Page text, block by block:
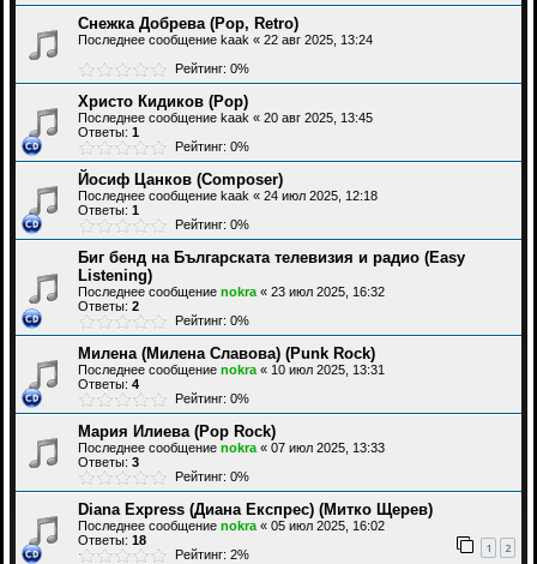
Снежка Добрева (Pop, Retro)
Последнее сообщение kaak « 22 авг 2025, 13:24
Рейтинг: 0%
Христо Кидиков (Рор)
Последнее сообщение kaak « 20 авг 2025, 13:45
Ответы: 1
Рейтинг: 0%
Йосиф Цанков (Composer)
Последнее сообщение kaak « 24 июл 2025, 12:18
Ответы: 1
Рейтинг: 0%
Биг бенд на Българската телевизия и радио (Easy
Listening)
Последнее сообщение nokra « 23 июл 2025, 16:32
Ответы: 2
Рейтинг: 0%
Милена (Милена Славова) (Punk Rock)
Последнее сообщение nokra « 10 июл 2025, 13:31
Ответы: 4
Рейтинг: 0%
Мария Илиева (Pop Rock)
Последнее сообщение nokra « 07 июл 2025, 13:33
Ответы: 3
Рейтинг: 0%
Diana Express (Диана Експрес) (Митко Щерев)
Последнее сообщение nokra « 05 июл 2025, 16:02
Ответы: 18 1 2
Рейтинг: 2%